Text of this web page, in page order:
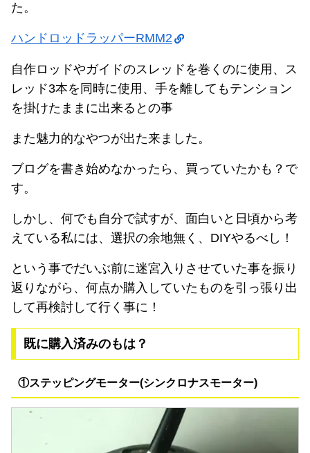
た。
ハンドロッドラッパーRMM2
自作ロッドやガイドのスレッドを巻くのに使用、ス
レッド3本を同時に使用、手を離してもテンション
を掛けたままに出来るとの事
また魅力的なやつが出た来ました。
ブログを書き始めなかったら、買っていたかも？で
す。
しかし、何でも自分で試すが、面白いと日頃から考
えている私には、選択の余地無く、DIYやるべし！
という事でだいぶ前に迷宮入りさせていた事を振り
返りながら、何点か購入していたものを引っ張り出
して再検討して行く事に！
既に購入済みのもは？
①ステッピングモーター(シンクロナスモーター)